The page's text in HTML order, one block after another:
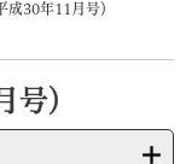
成30年11月号）
号）